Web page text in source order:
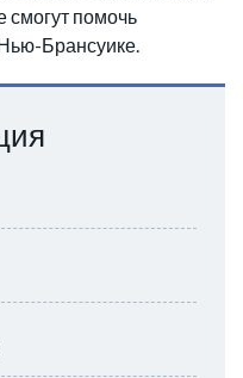
смогут помочь
Брансуике.